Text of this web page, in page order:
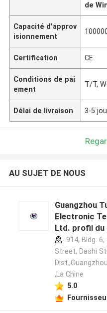
de
Capacité d'approv
isionnement
Certification CE
Conditions de pai
ement
T/T,
Délai de livraison 3-5
AU SUJET DE NOUS
Guangzhou
Electronic
Ltd. profil
914, Bldg.
Street, Dashi
,La Chine
5.0